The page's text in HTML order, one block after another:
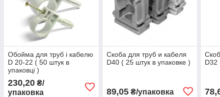
Обойма для труб і кабелю
D 20-22 ( 50 штук в
упаковці )
230,20 ₴/
упаковка
Скоба для труб и кабеля
D40 ( 25 штук в упаковке )
89,05₴/упаковка
D32